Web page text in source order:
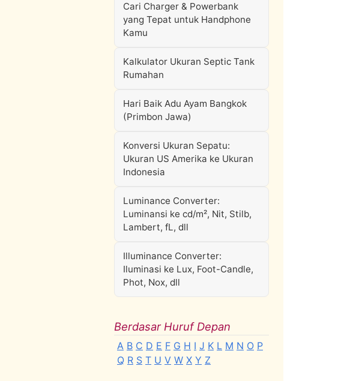
Cari Charger & Powerbank
yang Tepat untuk Handphone
Kamu
Kalkulator Ukuran Septic Tank
Rumahan
Hari Baik Adu Ayam Bangkok
(Primbon Jawa)
Konversi Ukuran Sepatu:
Ukuran US Amerika ke Ukuran
Indonesia
Luminance Converter:
Luminansi ke cd/m², Nit, Stilb,
Lambert, fL, dll
Illuminance Converter:
Iluminasi ke Lux, Foot-Candle,
Phot, Nox, dll
Berdasar Huruf Depan
A B C D E F G H I J K L M N O P
Q R S T U V W X Y Z